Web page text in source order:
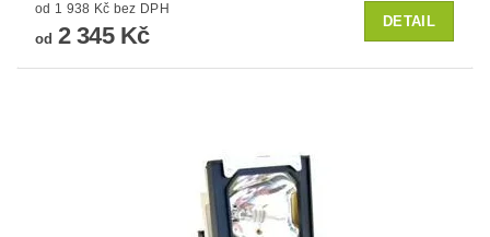
od 1 938 Kč bez DPH
od 2 345 Kč
DETAIL